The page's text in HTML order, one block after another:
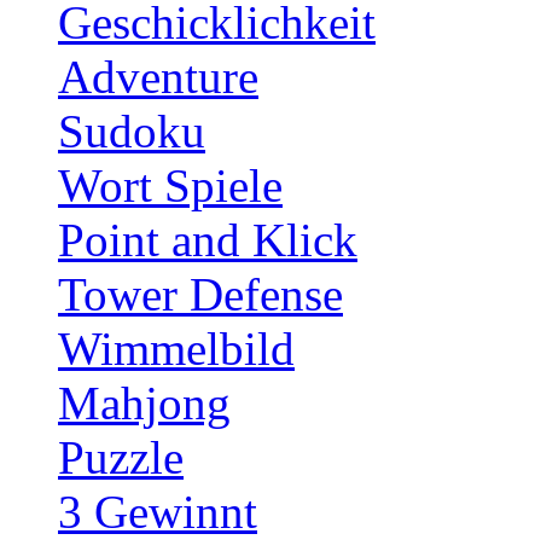
Geschicklichkeit
Adventure
Sudoku
Wort Spiele
Point and Klick
Tower Defense
Wimmelbild
Mahjong
Puzzle
3 Gewinnt